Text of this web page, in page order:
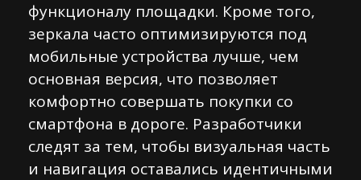
функционалу площадки. Кроме того,
зеркала часто оптимизируются под
мобильные устройства лучше, чем
основная версия, что позволяет
комфортно совершать покупки со
смартфона в дороге. Разработчики
следят за тем, чтобы визуальная часть
и навигация оставались идентичными